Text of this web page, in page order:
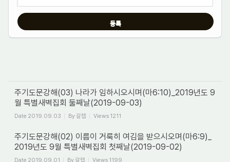
주기도문강해(03) 나라가 임하시오시며(마6:10)_2019년도 9
월 특별새벽집회 둘째날(2019-09-03)
Date 2019.09.03 By갈렙 Views 1211
주기도문강해(02) 이름이 거룩히 여김을 받으시오며(마6:9)_
2019년도 9월 특별새벽집회 첫째날(2019-09-02)
Date 2019.09.01 By갈렙 Views 1199